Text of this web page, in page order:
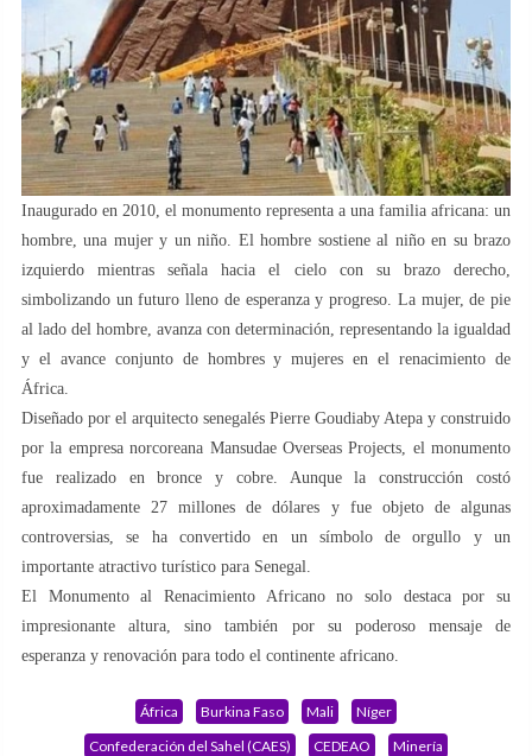
Inaugurado en 2010, el monumento representa a una familia africana: un
hombre, una mujer y un niño. El hombre sostiene al niño en su brazo
izquierdo mientras señala hacia el cielo con su brazo derecho,
simbolizando un futuro lleno de esperanza y progreso. La mujer, de pie
al lado del hombre, avanza con determinación, representando la igualdad
y el avance conjunto de hombres y mujeres en el renacimiento de
África.
Diseñado por el arquitecto senegalés Pierre Goudiaby Atepa y construido
por la empresa norcoreana Mansudae Overseas Projects, el monumento
fue realizado en bronce y cobre. Aunque la construcción costó
aproximadamente 27 millones de dólares y fue objeto de algunas
controversias, se ha convertido en un símbolo de orgullo y un
importante atractivo turístico para Senegal.
El Monumento al Renacimiento Africano no solo destaca por su
impresionante altura, sino también por su poderoso mensaje de
esperanza y renovación para todo el continente africano.
África Burkina Faso Mali
Níger
Confederación del Sahel (CAES)
CEDEAO Minería